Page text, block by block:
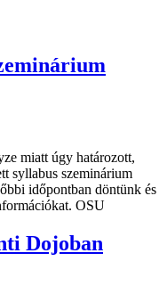
miatt úgy határozott,
syllabus szeminárium
időpontban döntünk és
OSU
Dojoban